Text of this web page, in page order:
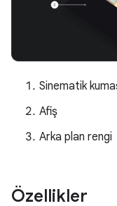
Sinematik
Afiş
Arka plan rengi
Özellikler